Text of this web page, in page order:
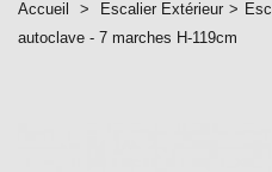
Accueil > Escalier Extérieur >
autoclave - 7 marches H-119cm